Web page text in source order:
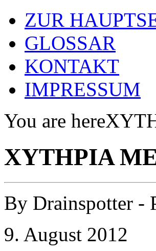
ZUR
GLOSSAR
KONTAKT
IMPRESSUM
You are here
ΧΥΤΗΡΙΑ
By Drainspotter -
9. August 2012